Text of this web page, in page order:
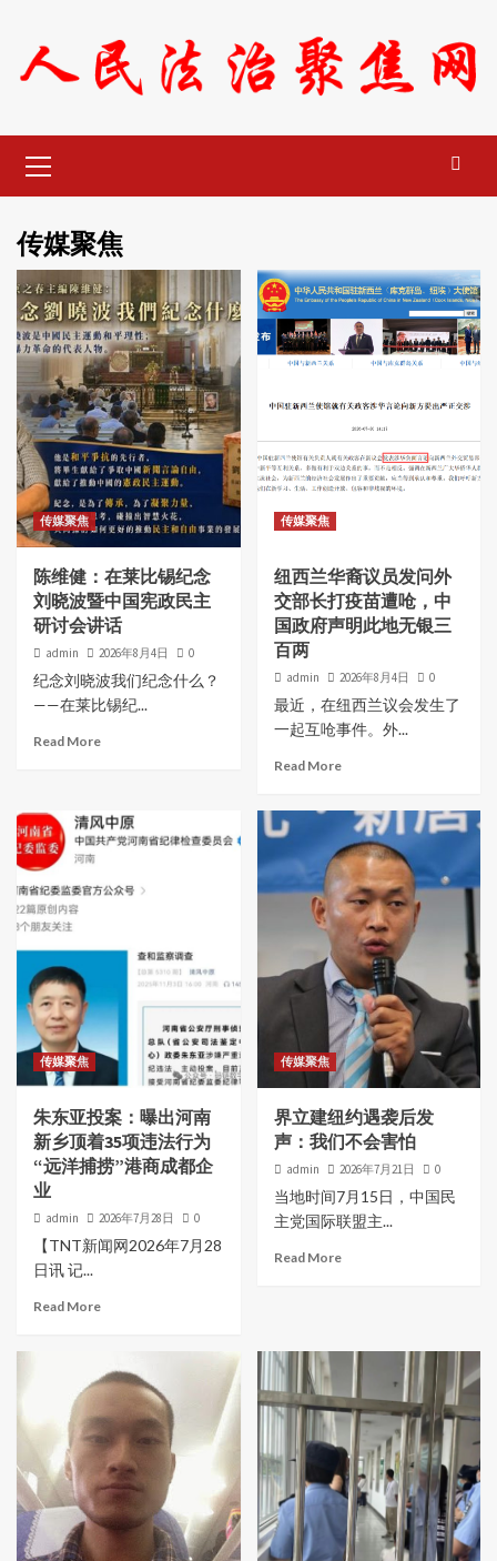
content
Menu
传媒聚焦
传媒聚焦
陈维健：在莱比锡纪念
刘晓波暨中国宪政民主
研讨会讲话
admin 2026年8月4日 0
纪念刘晓波我们纪念什么？
——在莱比锡纪...
Read More
传媒聚焦
纽西兰华裔议员发问外
交部长打疫苗遭呛，中
国政府声明此地无银三
百两
admin 2026年8月4日 0
最近，在纽西兰议会发生了
一起互呛事件。外...
Read More
传媒聚焦
朱东亚投案：曝出河南
新乡顶着35项违法行为
“远洋捕捞”港商成都企
业
admin 2026年7月28日 0
【TNT新闻网2026年7月28
日讯 记...
Read More
传媒聚焦
界立建纽约遇袭后发
声：我们不会害怕
admin 2026年7月21日 0
当地时间7月15日，中国民
主党国际联盟主...
Read More